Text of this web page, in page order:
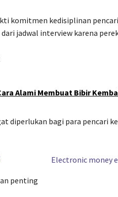
komitmen kedisiplinan
jadwal interview karena
Alami Membuat Bibir
diperlukan bagi para pencari
penting